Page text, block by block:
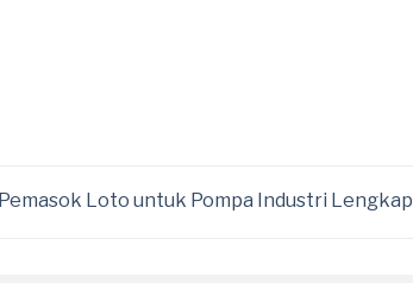
Pemasok Loto untuk Pompa Industri Lengkap